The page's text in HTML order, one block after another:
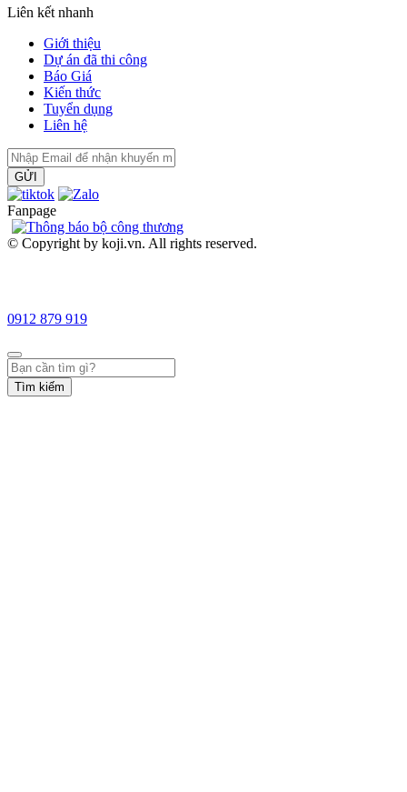
Liên kết nhanh
Giới thiệu
Dự án đã thi công
Báo Giá
Kiến thức
Tuyển dụng
Liên hệ
GỬI
Fanpage
© Copyright by koji.vn. All rights reserved.
0912 879 919
Tìm kiếm